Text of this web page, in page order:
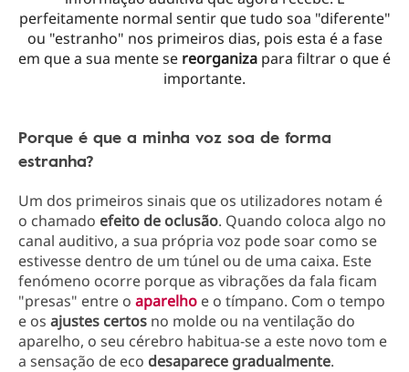
perfeitamente normal sentir que tudo soa "diferente"
ou "estranho" nos primeiros dias, pois esta é a fase
em que a sua mente se reorganiza para filtrar o que é
importante.
Porque é que a minha voz soa de forma
estranha?
Um dos primeiros sinais que os utilizadores notam é
o chamado efeito de oclusão. Quando coloca algo no
canal auditivo, a sua própria voz pode soar como se
estivesse dentro de um túnel ou de uma caixa. Este
fenómeno ocorre porque as vibrações da fala ficam
"presas" entre o aparelho e o tímpano. Com o tempo
e os ajustes certos no molde ou na ventilação do
aparelho, o seu cérebro habitua-se a este novo tom e
a sensação de eco desaparece gradualmente.